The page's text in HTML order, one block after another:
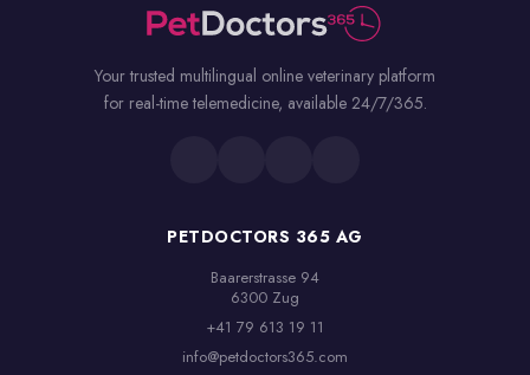
Your trusted multilingual online veterinary platform
for real-time telemedicine, available 24/7/365.
PETDOCTORS 365 AG
Baarerstrasse 94
6300 Zug
+41 79 613 19 11
info@petdoctors365.com